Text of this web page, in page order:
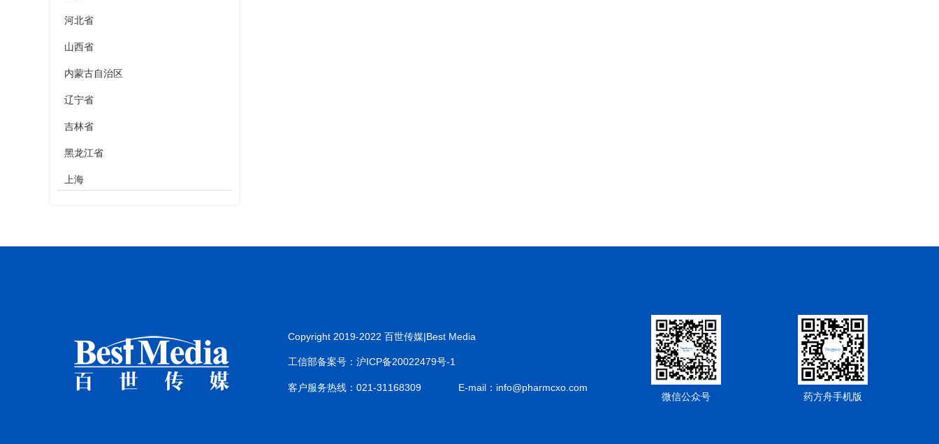
河北省
山西省
内蒙古自治区
辽宁省
吉林省
黑龙江省
上海
山东省
河南省
湖北省
Copyright 2019-2022 百世传媒|Best Media
工信部备案号：沪ICP备20022479号-1
客户服务热线：021-31168309
E-mail：info@pharmcxo.com
微信公众号
药方舟手机版